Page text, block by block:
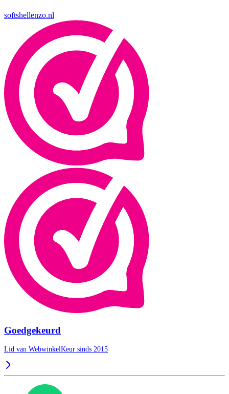
softshellenzo.nl
Goedgekeurd
Lid van WebwinkelKeur sinds 2015